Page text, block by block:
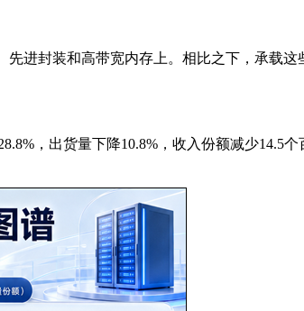
进封装和高带宽内存上。相比之下，承载这
，出货量下降10.8%，收入份额减少14.5